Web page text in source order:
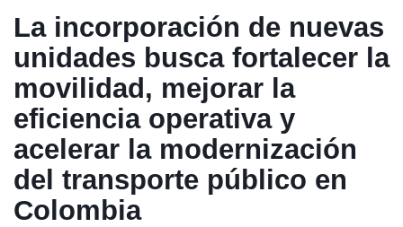
La incorporación de nuevas
unidades busca fortalecer la
movilidad, mejorar la
eficiencia operativa y
acelerar la modernización
del transporte público en
Colombia